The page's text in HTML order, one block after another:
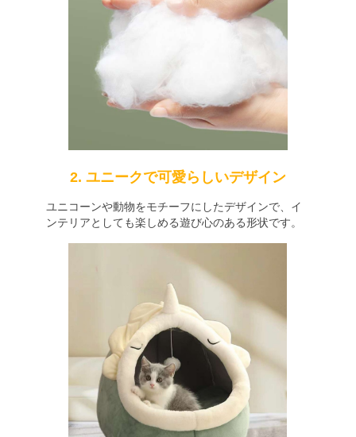
2. ユニークで可愛らしいデザイン
ユニコーンや動物をモチーフにしたデザインで、イ
ンテリアとしても楽しめる遊び心のある形状です。